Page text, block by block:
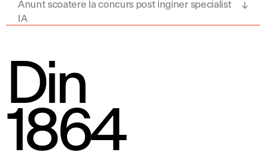
Anunt scoatere la concurs post inginer specialist
IA
Din
1864